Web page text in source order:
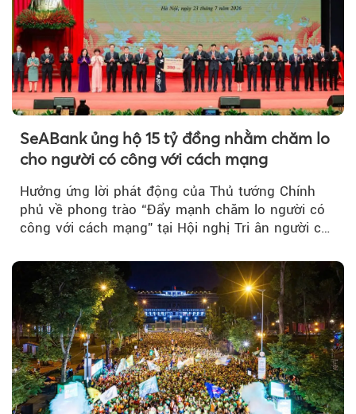
SeABank ủng hộ 15 tỷ đồng nhằm chăm lo
cho người có công với cách mạng
Hưởng ứng lời phát động của Thủ tướng Chính
phủ về phong trào “Đẩy mạnh chăm lo người có
công với cách mạng” tại Hội nghị Tri ân người có